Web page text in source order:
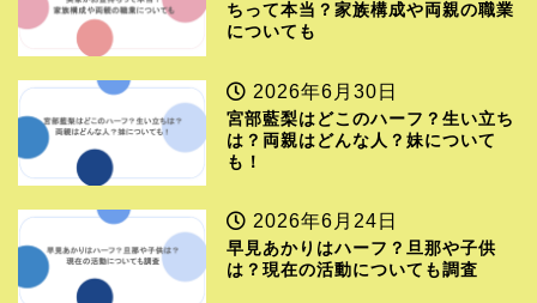
ちって本当？家族構成や両親の職業
についても
2026年6月30日
宮部藍梨はどこのハーフ？生い立ち
は？両親はどんな人？妹について
も！
2026年6月24日
早見あかりはハーフ？旦那や子供
は？現在の活動についても調査